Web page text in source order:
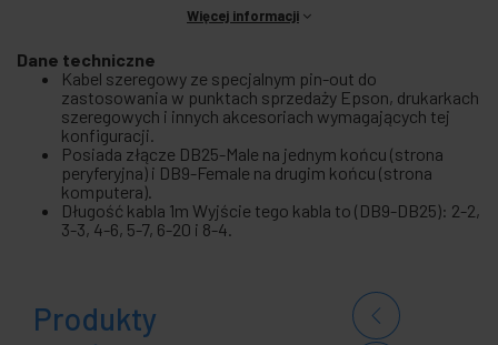
Więcej informacji
Dane techniczne
Kabel szeregowy ze specjalnym pin-out do
zastosowania w punktach sprzedaży Epson, drukarkach
szeregowych i innych akcesoriach wymagających tej
konfiguracji.
Posiada złącze DB25-Male na jednym końcu (strona
peryferyjna) i DB9-Female na drugim końcu (strona
komputera).
Długość kabla 1m Wyjście tego kabla to (DB9-DB25): 2-2,
3-3, 4-6, 5-7, 6-20 i 8-4.
Produkty